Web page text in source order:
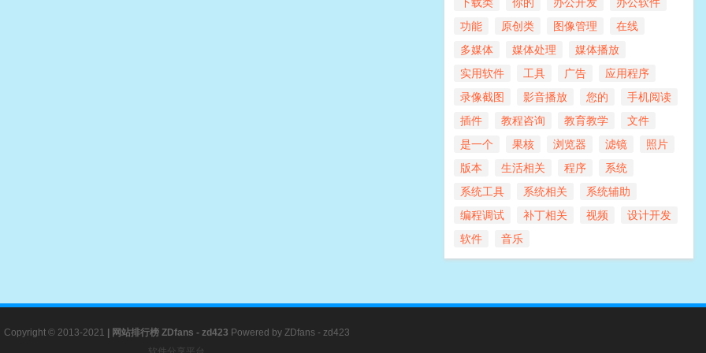
功能
原创类 图像管理
在线
多媒体
媒体处理
媒体播放
实用软件
工具 广告
应用程序
录像截图
影音播放 您的
手机阅读
插件
教程咨询 教育教学
文件
是一个
果核 浏览器 滤镜
照片
版本
生活相关 程序
系统
系统工具
系统相关
系统辅助
编程调试
补丁相关 视频
设计开发
软件
音乐
Copyright © 2013-2021 网站排行榜ZDfans - zd423 Powered by ZDfans - zd423